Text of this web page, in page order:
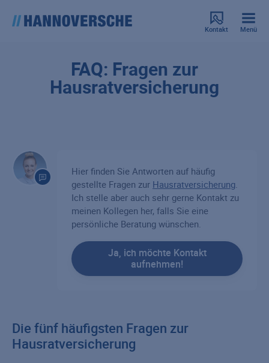
Kontakt Menü
FAQ: Fragen zur
Hausratversicherung
Hier finden Sie Antworten auf häufig
gestellte Fragen zur Hausratversicherung.
Ich stelle aber auch sehr gerne Kontakt zu
meinen Kollegen her, falls Sie eine
persönliche Beratung wünschen.
Ja, ich möchte Kontakt
aufnehmen!
Die fünf häufigsten Fragen zur
Hausratversicherung